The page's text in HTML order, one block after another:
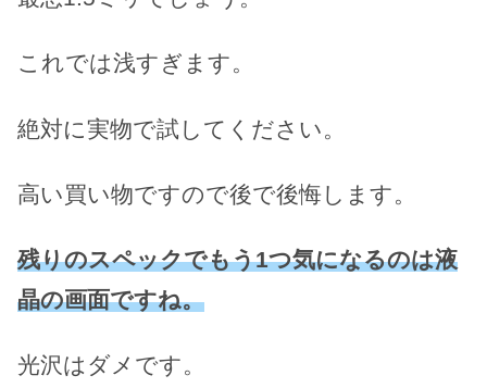
これでは浅すぎます。
絶対に実物で試してください。
高い買い物ですので後で後悔します。
残りのスペックでもう1つ気になるのは液
晶の画面ですね。
光沢はダメです。